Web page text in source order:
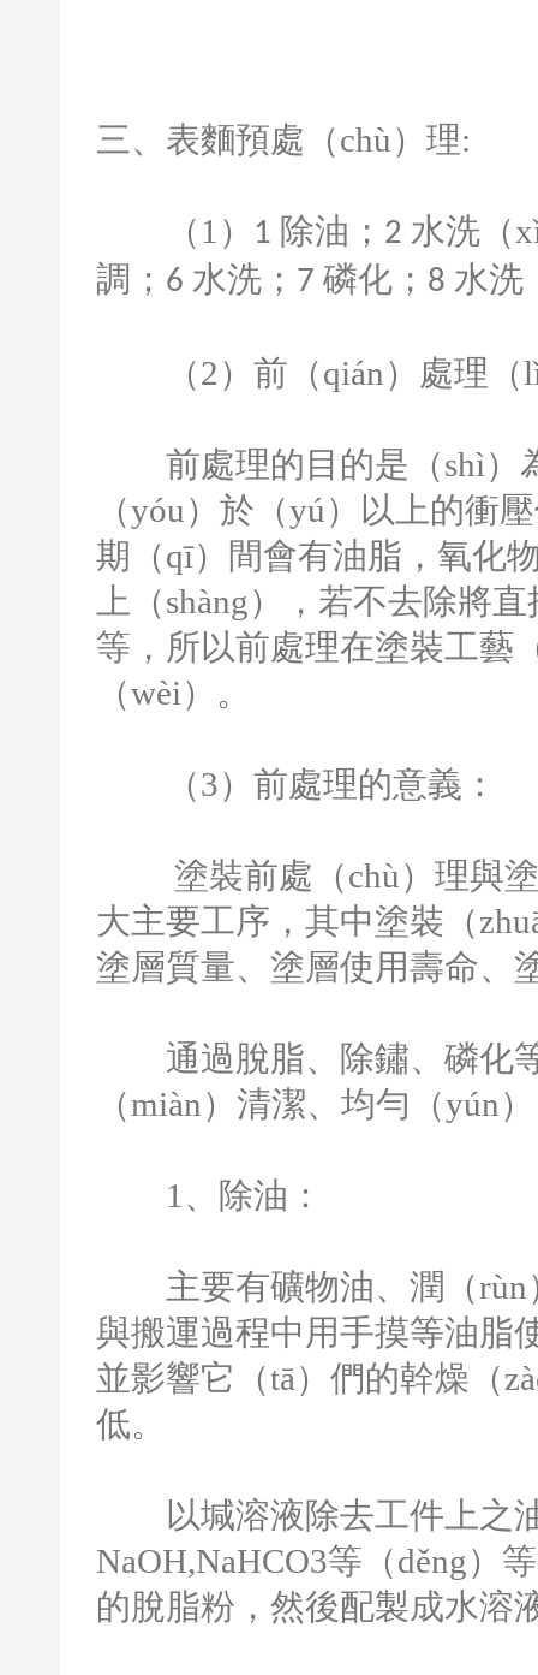
三、表麵預處（chù）理:
（1 ） 1 除油； 2 水洗（
調； 6 水洗； 7 磷化； 8 水洗
（2）前（qián）處理
前處理的目的是（shì）
（yóu）於（yú）以上的衝
期（qī）間會有油脂，氧化
上（shàng），若不去除將
等，所以前處理在塗裝工藝
（wèi）。
（3）前處理的意義：
塗裝前處（chù）理與
大主要工序，其中塗裝（
塗層質量、塗層使用壽命、
通過脫脂、除鏽、磷化等
（miàn）清潔、均勻（yún
1 、除油：
主要有礦物油、潤（rùn
與搬運過程中用手摸等油脂
並影響它（tā）們的幹燥（
低。
以堿溶液除去工件上之
NaOH,NaHCO3等（děng）
的脫脂粉，然後配製成水溶